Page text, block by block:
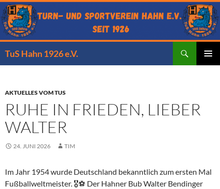
Zum
Inhalt
springen
TuS Hahn 1926 e.V.
AKTUELLES VOM TUS
RUHE IN FRIEDEN, LIEBER
WALTER
24. JUNI 2026 TIM
Im Jahr 1954 wurde Deutschland bekanntlich zum ersten Mal
Fußballweltmeister. 🎖⚽ Der Hahner Bub Walter Bendinger